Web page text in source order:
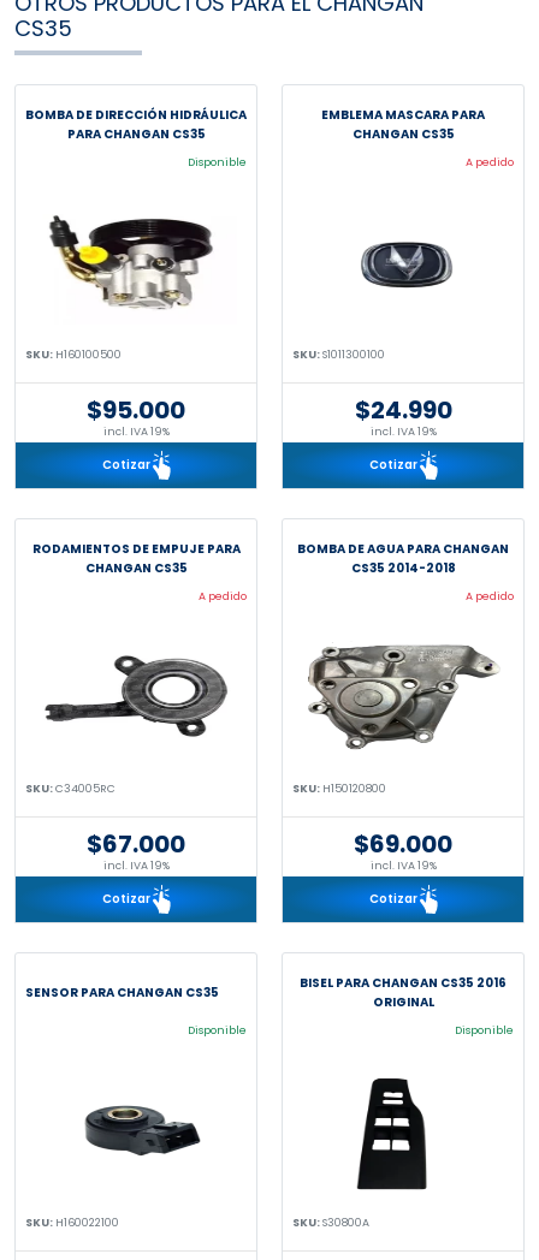
CS35
BOMBA DE DIRECCIÓN HIDRÁULICA
PARA CHANGAN CS35
Disponible
SKU: H160100500
$95.000
incl. IVA 19%
Cotizar
EMBLEMA MASCARA PARA
CHANGAN CS35
A pedido
SKU:S1011300100
$24.990
incl. IVA 19%
Cotizar
RODAMIENTOS DE EMPUJE PARA
CHANGAN CS35
A pedido
SKU:C34005RC
$67.000
incl. IVA 19%
Cotizar
BOMBA DE AGUA PARA CHANGAN
CS35 2014-2018
A pedido
SKU: H150120800
$69.000
incl. IVA 19%
Cotizar
SENSOR PARA CHANGAN CS35
Disponible
SKU: H160022100
BISEL PARA CHANGAN CS35 2016
ORIGINAL
Disponible
SKU:S30800A